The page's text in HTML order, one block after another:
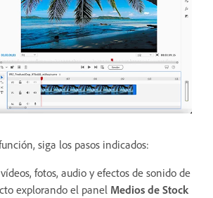
siga los pasos indicados:
fotos, audio y efectos de sonido de
explorando el panel Medios de Stock